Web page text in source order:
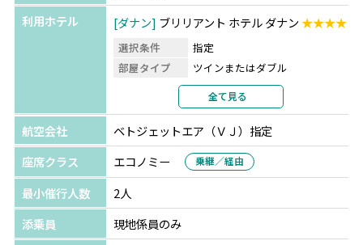
利用ホテル
ダナン ブリリアント ホテル ダナン★★★★
選択条件
指定
部屋タイプ
ツインまたはダブル
2名1室利用
部屋カテゴリ
スーペリア リバービュー
全て見る
航空会社
ベトジェットエア（ＶＪ）指定
座席クラス
エコノミー 乗継／経由
最小催行人数
2人
添乗員
現地係員のみ